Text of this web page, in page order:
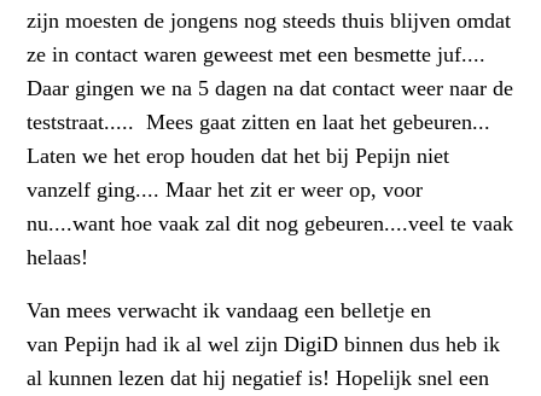
zijn moesten de jongens nog steeds thuis blijven omdat
ze in contact waren geweest met een besmette juf....
Daar gingen we na 5 dagen na dat contact weer naar de
teststraat..... Mees gaat zitten en laat het gebeuren...
Laten we het erop houden dat het bij Pepijn niet
vanzelf ging.... Maar het zit er weer op, voor
nu....want hoe vaak zal dit nog gebeuren....veel te vaak
helaas!
Van mees verwacht ik vandaag een belletje en
van Pepijn had ik al wel zijn DigiD binnen dus heb ik
al kunnen lezen dat hij negatief is! Hopelijk snel een